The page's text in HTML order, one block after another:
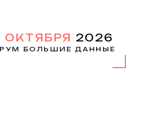
ОКТЯБРЯ 2026
БОЛЬШИЕ ДАННЫЕ